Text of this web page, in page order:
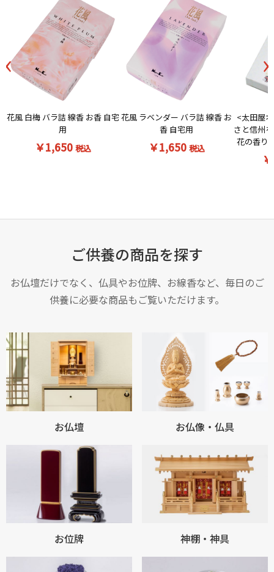
‹
花風 白梅 バラ詰 線香 お香 自宅
用
￥1,650 税込
花風 ラベンダー バラ詰 線香 お
香 自宅用
￥1,650 税込
<太田屋
さと信州
花の香り
›
ご供養の商品を探す
お仏壇だけでなく、仏具やお位牌、お線香など、毎日のご
供養に必要な商品もご覧いただけます。
お仏壇 お仏像・仏具
お位牌 神棚・神具